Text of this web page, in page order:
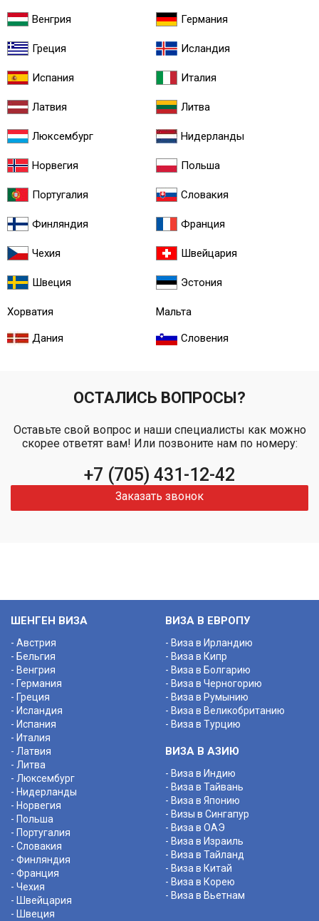
Венгрия Германия
Греция Исландия
Испания Италия
Латвия Литва
Люксембург Нидерланды
Норвегия Польша
Португалия Словакия
Финляндия Франция
Чехия Швейцария
Швеция Эстония
Хорватия Мальта
Дания Словения
ОСТАЛИСЬ ВОПРОСЫ?
Оставьте свой вопрос и наши специалисты как можно
скорее ответят вам! Или позвоните нам по номеру:
+7 (705) 431-12-42
Заказать звонок
ШЕНГЕН ВИЗА
- Австрия
- Бельгия
- Венгрия
- Германия
- Греция
- Исландия
- Испания
- Италия
- Латвия
- Литва
- Люксембург
- Нидерланды
- Норвегия
- Польша
- Португалия
- Словакия
- Финляндия
- Франция
- Чехия
- Швейцария
- Швеция
ВИЗА В ЕВРОПУ
- Виза в Ирландию
- Виза в Кипр
- Виза в Болгарию
- Виза в Черногорию
- Виза в Румынию
- Виза в Великобританию
- Виза в Турцию
ВИЗА В АЗИЮ
- Виза в Индию
- Виза в Тайвань
- Виза в Японию
- Визы в Сингапур
- Виза в ОАЭ
- Виза в Израиль
- Виза в Тайланд
- Виза в Китай
- Виза в Корею
- Виза в Вьетнам